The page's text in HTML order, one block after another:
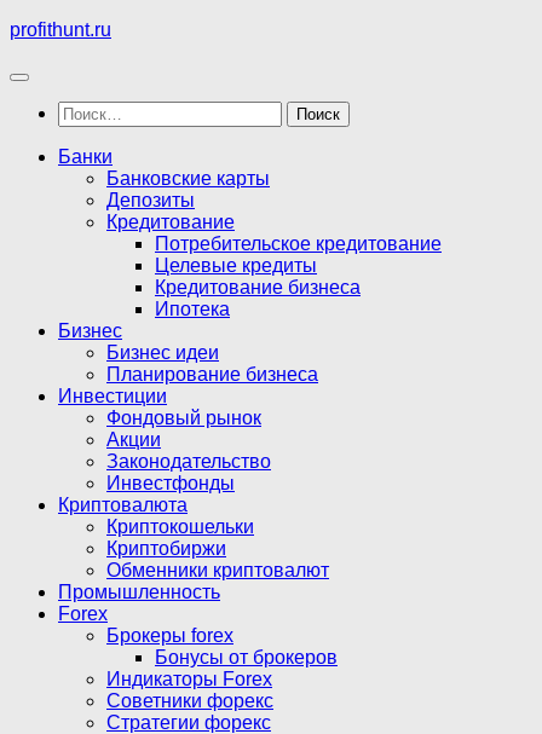
Перейти
содержимому
profithunt.ru
Найти:
Банки
Банковские карты
Депозиты
Кредитование
Потребительское кредитование
Целевые кредиты
Кредитование бизнеса
Ипотека
Бизнес
Бизнес идеи
Планирование бизнеса
Инвестиции
Фондовый рынок
Акции
Законодательство
Инвестфонды
Криптовалюта
Криптокошельки
Криптобиржи
Обменники криптовалют
Промышленность
Forex
Брокеры forex
Бонусы от брокеров
Индикаторы Forex
Советники форекс
Стратегии форекс